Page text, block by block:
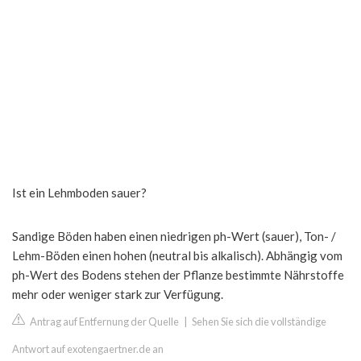
Ist ein Lehmboden sauer?
Sandige Böden haben einen niedrigen ph-Wert (sauer), Ton- /
Lehm-Böden einen hohen (neutral bis alkalisch). Abhängig vom
ph-Wert des Bodens stehen der Pflanze bestimmte Nährstoffe
mehr oder weniger stark zur Verfügung.
Antrag auf Entfernung der Quelle Sehen Sie sich die vollständige
Antwort auf exotengaertner.de an